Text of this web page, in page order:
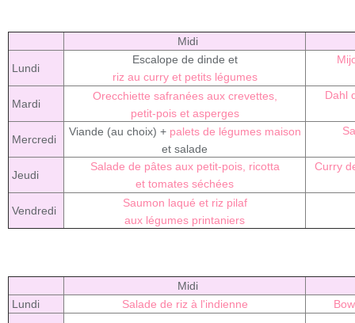
Midi
Lundi
Escalope de dinde et
riz au curry et petits légumes
Mardi
Orecchiette safranées aux crevettes,
petit-pois et asperges
Dahl
Mercredi
Viande (au choix) + palets de légumes maison
et salade
Jeudi
Salade de pâtes aux petit-pois, ricotta
et tomates séchées
Curry
Vendredi
Saumon laqué et riz pilaf
aux légumes printaniers
Midi
Lundi
Salade de riz à l'indienne